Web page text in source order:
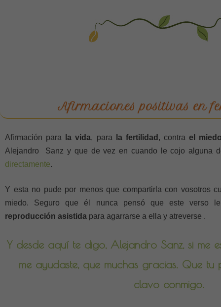
Afirmaciones positivas en
Afirmación para la vida, para la fertilidad , contrael
Alejandro Sanz y que de vez en cuando le cojo alguna
directamente.
Y esta no pude por menos que compartirla con vosotros
miedo. Seguro que él nunca pensó que este verso
reproducción asistida para agarrarse a ella y atreverse .
Y desde aquí te digo, Alejandro Sanz, si me
me ayudaste, que muchas gracias. Que tu
clavo conmigo.